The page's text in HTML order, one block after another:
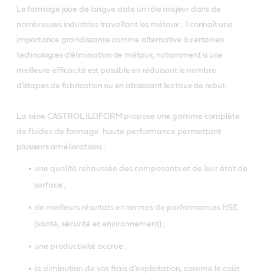
Le formage joue de longue date un rôle majeur dans de
nombreuses industries travaillant les métaux ; il connaît une
importance grandissante comme alternative à certaines
technologies d’élimination de métaux, notamment si une
meilleure efficacité est possible en réduisant le nombre
d’étapes de fabrication ou en abaissant les taux de rebut.
La série CASTROL ILOFORM propose une gamme complète
de fluides de formage haute performance permettant
plusieurs améliorations :
une qualité rehaussée des composants et de leur état de
surface ;
de meilleurs résultats en termes de performances HSE
(santé, sécurité et environnement) ;
une productivité accrue ;
la diminution de vos frais d’exploitation, comme le coût